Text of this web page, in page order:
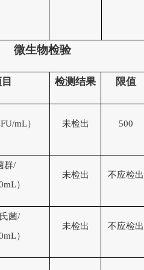
微生物检验
检测结果 限值
mL） 未检出 500
群/
）
未检出 不应检出
菌/
）
未检出 不应检出